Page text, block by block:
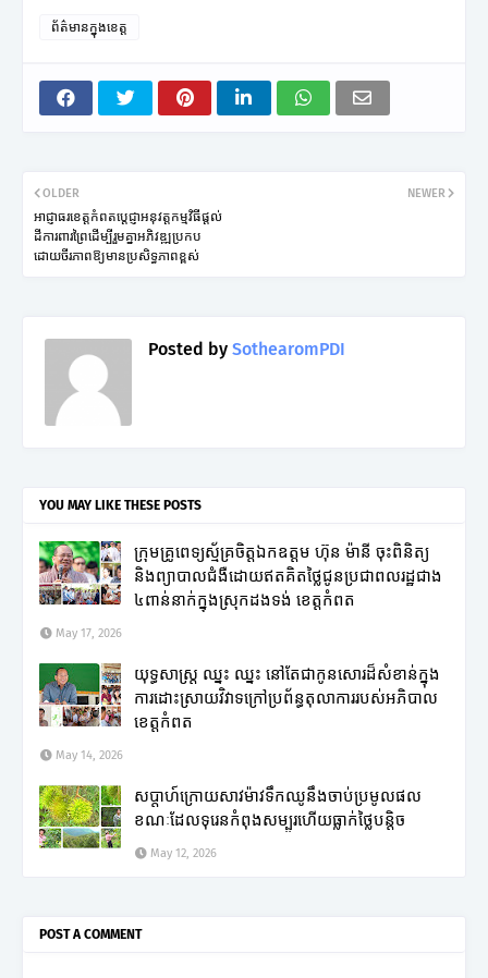
ព័ត៌មានក្នុងខេត្ត
NEWER
OLDER
អាជ្ញាធរខេត្តកំពតប្តេជ្ញាអនុវត្តកម្មវិធីផ្តល់
ដីការពារព្រៃដើម្បីរួមគ្នាអភិវឌ្ឍប្រកប
ដោយចីរភាពឱ្យមានប្រសិទ្ធភាពខ្ពស់
Posted by SothearomPDI
YOU MAY LIKE THESE POSTS
ក្រុមគ្រូពេទ្យស្ម័គ្រចិត្តឯកឧត្តម ហ៊ុន ម៉ានី ចុះពិនិត្យ
និងព្យាបាលជំងឺដោយឥតគិតថ្លៃជូនប្រជាពលរដ្ឋជាង
៤ពាន់នាក់ក្នុងស្រុកដងទង់ ខេត្តកំពត
May 17, 2026
យុទ្ធសាស្ត្រ ឈ្នះ ឈ្នះ នៅតែជាកូនសោរដ៏សំខាន់ក្នុង
ការដោះស្រាយវិវាទក្រៅប្រព័ន្ធតុលាការរបស់អភិបាល
ខេត្តកំពត
May 14, 2026
សប្តាហ៍ក្រោយសាវម៉ាវទឹកឈូនឹងចាប់ប្រមូលផល
ខណៈដែលទុរេនកំពុងសម្បូរហើយធ្លាក់ថ្លៃបន្តិច
May 12, 2026
POST A COMMENT